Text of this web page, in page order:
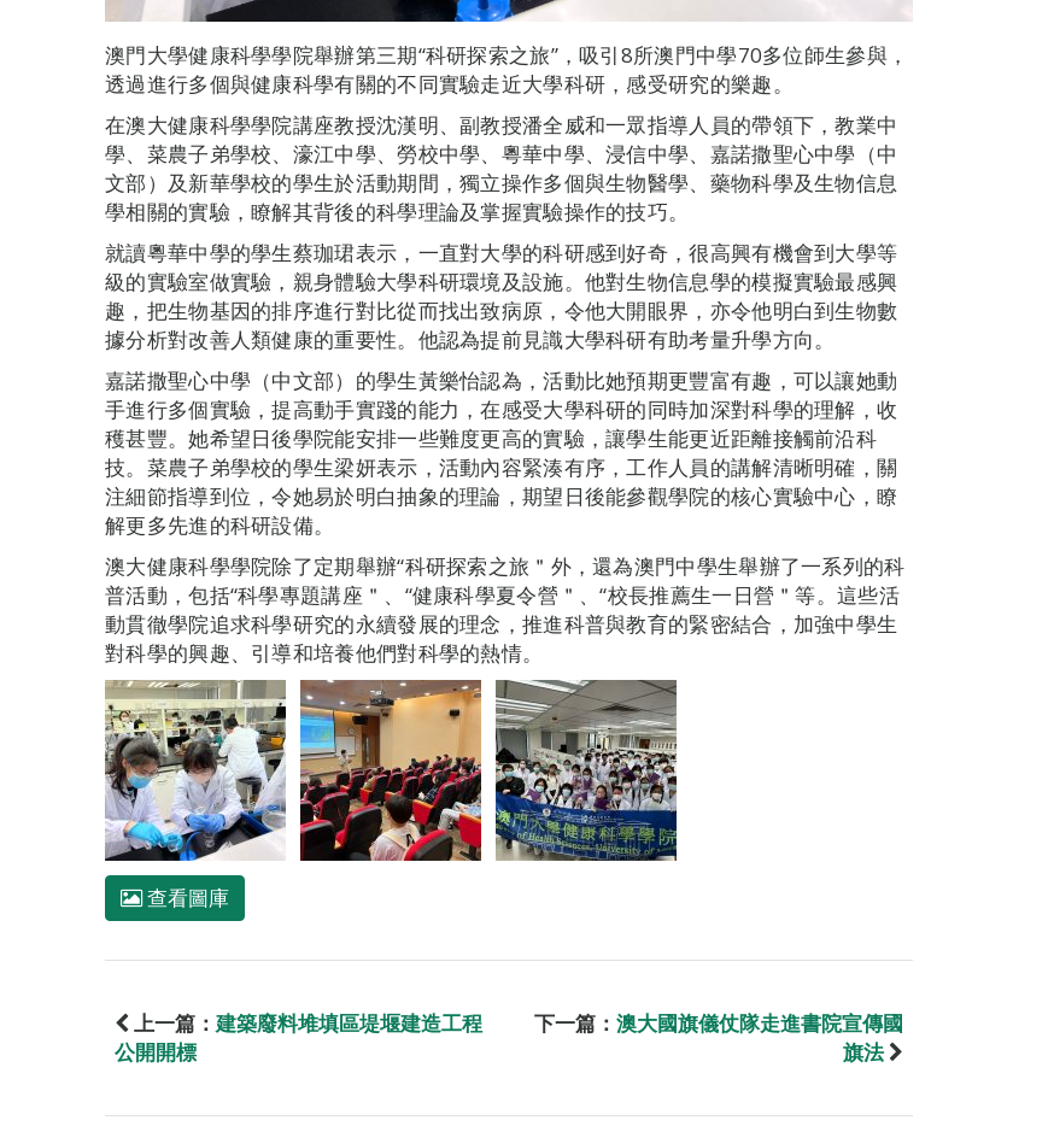
澳門大學健康科學學院舉辦第三期“科研探索之旅”，吸引8所澳門中學70多位師生參與，
透過進行多個與健康科學有關的不同實驗走近大學科研，感受研究的樂趣。
在澳大健康科學學院講座教授沈漢明、副教授潘全威和一眾指導人員的帶領下，教業中
學、菜農子弟學校、濠江中學、勞校中學、粵華中學、浸信中學、嘉諾撒聖心中學（中
文部）及新華學校的學生於活動期間，獨立操作多個與生物醫學、藥物科學及生物信息
學相關的實驗，瞭解其背後的科學理論及掌握實驗操作的技巧。
就讀粵華中學的學生蔡珈珺表示，一直對大學的科研感到好奇，很高興有機會到大學等
級的實驗室做實驗，親身體驗大學科研環境及設施。他對生物信息學的模擬實驗最感興
趣，把生物基因的排序進行對比從而找出致病原，令他大開眼界，亦令他明白到生物數
據分析對改善人類健康的重要性。他認為提前見識大學科研有助考量升學方向。
嘉諾撒聖心中學（中文部）的學生黃樂怡認為，活動比她預期更豐富有趣，可以讓她動
手進行多個實驗，提高動手實踐的能力，在感受大學科研的同時加深對科學的理解，收
穫甚豐。她希望日後學院能安排一些難度更高的實驗，讓學生能更近距離接觸前沿科
技。菜農子弟學校的學生梁妍表示，活動內容緊湊有序，工作人員的講解清晰明確，關
注細節指導到位，令她易於明白抽象的理論，期望日後能參觀學院的核心實驗中心，瞭
解更多先進的科研設備。
澳大健康科學學院除了定期舉辦“科研探索之旅＂外，還為澳門中學生舉辦了一系列的科
普活動，包括“科學專題講座＂、“健康科學夏令營＂、“校長推薦生一日營＂等。這些活
動貫徹學院追求科學研究的永續發展的理念，推進科普與教育的緊密結合，加強中學生
對科學的興趣、引導和培養他們對科學的熱情。
查看圖庫
上一篇： 建築廢料堆填區堤堰建造工程
公開開標
下一篇： 澳大國旗儀仗隊走進書院宣傳國
旗法